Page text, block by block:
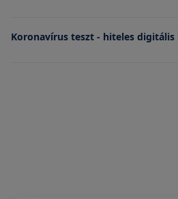
Koronavírus teszt - hiteles digitális